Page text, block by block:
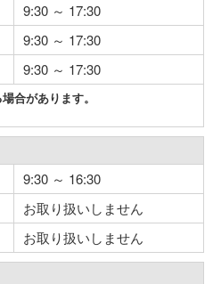
9:30 ～ 17:30
9:30 ～ 17:30
9:30 ～ 17:30
合があります。
9:30 ～ 16:30
お取り扱いしません
お取り扱いしません